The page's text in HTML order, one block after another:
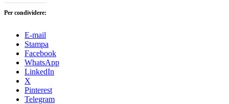
Per condividere:
E-mail
Stampa
Facebook
WhatsApp
LinkedIn
X
Pinterest
Telegram